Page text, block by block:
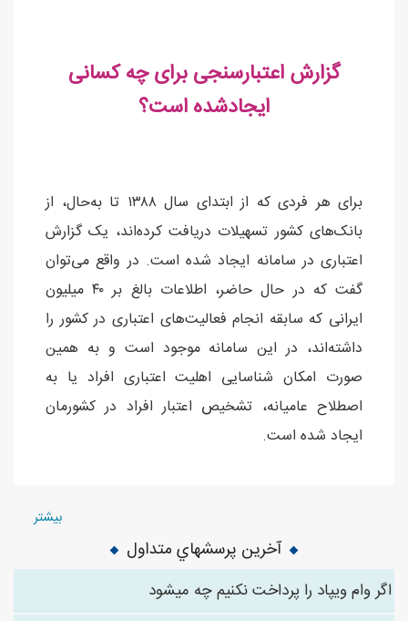
گزارش اعتبارسنجی برای چه کسانی
ایجادشده است؟
برای هر فردی که از ابتدای سال ۱۳۸۸ تا به‌حال، از
بانک‌های کشور تسهیلات دریافت کرده‌اند، یک گزارش
اعتباری در سامانه ایجاد شده است. در واقع می‌توان
گفت که در حال حاضر، اطلاعات بالغ‌ بر ۴۰ میلیون
ایرانی که سابقه انجام فعالیت‌های اعتباری در کشور را
داشته‌اند، در این سامانه موجود است و به همین
صورت امکان شناسایی اهلیت اعتباری افراد یا به‌
اصطلاح عامیانه، تشخیص اعتبار افراد در کشورمان
ایجاد شده است.
بیشتر
آخرین پرسشهاي متداول
اگر وام ویپاد را پرداخت نکنیم چه میشود